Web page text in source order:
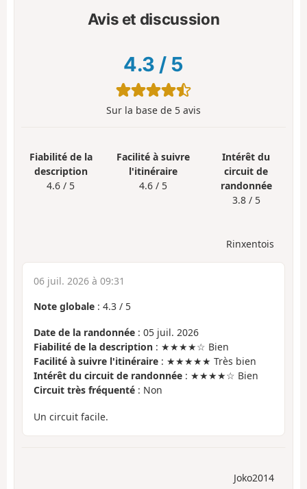
Avis et discussion
4.3 / 5
Sur la base de 5 avis
Fiabilité de la
description
4.6 / 5
Facilité à suivre
l'itinéraire
4.6 / 5
Intérêt du
circuit de
randonnée
3.8 / 5
Rinxentois
06 juil. 2026 à 09:31
Note globale : 4.3 / 5
Date de la randonnée : 05 juil. 2026
Fiabilité de la description : ★★★★☆ Bien
Facilité à suivre l'itinéraire : ★★★★★ Très bien
Intérêt du circuit de randonnée : ★★★★☆ Bien
Circuit très fréquenté : Non
Un circuit facile.
Joko2014